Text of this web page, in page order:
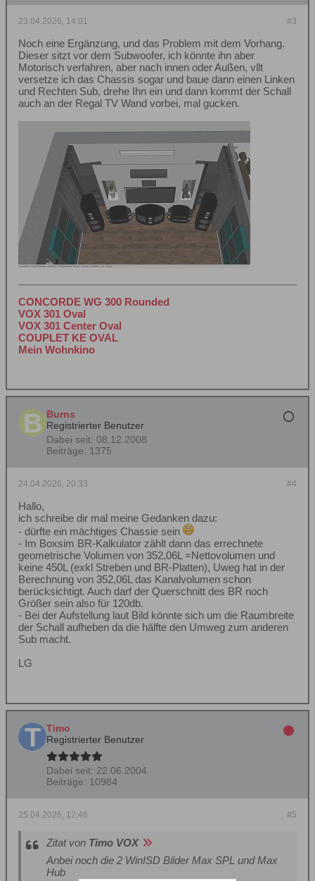
#3
23.04.2026, 14:01
Noch eine Ergänzung, und das Problem mit dem Vorhang.
Dieser sitzt vor dem Subwoofer, ich könnte ihn aber
Motorisch verfahren, aber nach innen oder Außen, vllt
versetze ich das Chassis sogar und baue dann einen Linken
und Rechten Sub, drehe Ihn ein und dann kommt der Schall
auch an der Regal TV Wand vorbei, mal gucken.
CONCORDE WG 300 Rounded
VOX 301 Oval
VOX 301 Center Oval
COUPLET KE OVAL
Mein Wohnkino
Burns
Registrierter Benutzer
Dabei seit: 08.12.2008
Beiträge: 1375
#4
24.04.2026, 20:33
Hallo,
ich schreibe dir mal meine Gedanken dazu:
- dürfte ein mächtiges Chassie sein
- Im Boxsim BR-Kalkulator zählt dann das errechnete
geometrische Volumen von 352,06L =Nettovolumen und
keine 450L (exkl Streben und BR-Platten), Uweg hat in der
Berechnung von 352,06L das Kanalvolumen schon
berücksichtigt. Auch darf der Querschnitt des BR noch
Größer sein also für 120db.
- Bei der Aufstellung laut Bild könnte sich um die Raumbreite
der Schall aufheben da die hälfte den Umweg zum anderen
Sub macht.
LG
Timo
Registrierter Benutzer
Dabei seit: 22.06.2004
Beiträge: 10984
#5
25.04.2026, 12:46
Zitat von Timo VOX
Anbei noch die 2 WinISD Bilder Max SPL und Max
Hub